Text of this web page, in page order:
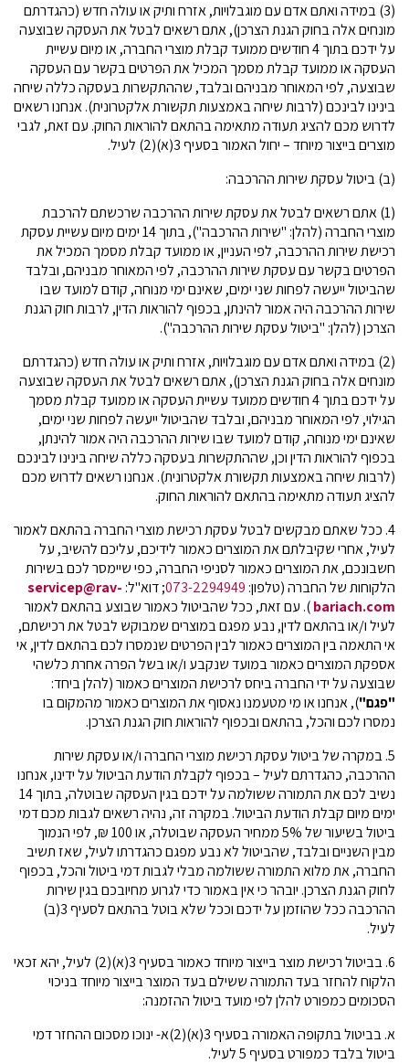
(3) במידה ואתם אדם עם מוגבלויות, אזרח ותיק או עולה חדש (כהגדרתם
מונחים אלה בחוק הגנת הצרכן), אתם רשאים לבטל את העסקה שבוצעה
על ידכם בתוך 4 חודשים ממועד קבלת מוצרי החברה, או מיום עשיית
העסקה או ממועד קבלת מסמך המכיל את הפרטים בקשר עם העסקה
שבוצעה, לפי המאוחר מבניהם ובלבד, שההתקשרות בעסקה כללה שיחה
בינינו לבינכם (לרבות שיחה באמצעות תקשורת אלקטרונית). אנחנו רשאים
לדרוש מכם להציג תעודה מתאימה בהתאם להוראות החוק. עם זאת, לגבי
מוצרים בייצור מיוחד – יחול האמור בסעיף 3(א)(2) לעיל.
(ב) ביטול עסקת שירות ההרכבה:
(1) אתם רשאים לבטל את עסקת שירות ההרכבה שרכשתם להרכבת
מוצרי החברה (להלן: "שירות ההרכבה"), בתוך 14 ימים מיום עשיית עסקת
רכישת שירות ההרכבה, לפי העניין, או ממועד קבלת מסמך המכיל את
הפרטים בקשר עם עסקת שירות ההרכבה, לפי המאוחר מבניהם, ובלבד
שהביטול ייעשה לפחות שני ימים, שאינם ימי מנוחה, קודם למועד שבו
שירות ההרכבה היה אמור להינתן, בכפוף להוראות הדין, לרבות חוק הגנת
הצרכן (להלן: "ביטול עסקת שירות ההרכבה").
(2) במידה ואתם אדם עם מוגבלויות, אזרח ותיק או עולה חדש (כהגדרתם
מונחים אלה בחוק הגנת הצרכן), אתם רשאים לבטל את העסקה שבוצעה
על ידכם בתוך 4 חודשים ממועד עשיית העסקה או ממועד קבלת מסמך
הגילוי, לפי המאוחר מבניהם, ובלבד שהביטול ייעשה לפחות שני ימים,
שאינם ימי מנוחה, קודם למועד שבו שירות ההרכבה היה אמור להינתן,
בכפוף להוראות הדין וכן, שההתקשרות בעסקה כללה שיחה בינינו לבינכם
(לרבות שיחה באמצעות תקשורת אלקטרונית). אנחנו רשאים לדרוש מכם
להציג תעודה מתאימה בהתאם להוראות החוק.
4. ככל שאתם מבקשים לבטל עסקת רכישת מוצרי החברה בהתאם לאמור
לעיל, אחרי שקיבלתם את המוצרים כאמור לידיכם, עליכם להשיב, על
חשבונכם, את המוצרים כאמור לסניפי החברה, כפי שיימסר לכם בשירות
הלקוחות של החברה (טלפון: 073-2294949; דוא"ל: servicep@rav-
bariach.com). עם זאת, ככל שהביטול כאמור שבוצע בהתאם לאמור
לעיל ו/או בהתאם לדין, נבע מפגם במוצרים שמבוקש לבטל את רכישתם,
אי התאמה בין המוצרים כאמור לבין הפרטים שנמסרו לכם בהתאם לדין, אי
אספקת המוצרים כאמור במועד שנקבע ו/או בשל הפרה אחרת כלשהי
שבוצעה על ידי החברה ביחס לרכישת המוצרים כאמור (להלן ביחד:
"פגם"), אנחנו או מי מטעמנו נאסוף את המוצרים כאמור מהמקום בו
נמסרו לכם והכל, בהתאם ובכפוף להוראות חוק הגנת הצרכן.
5. במקרה של ביטול עסקת רכישת מוצרי החברה ו/או עסקת שירות
ההרכבה, כהגדרתם לעיל – בכפוף לקבלת הודעת הביטול על ידינו, אנחנו
נשיב לכם את התמורה ששולמה על ידכם בגין העסקה שבוטלה, בתוך 14
ימים מיום קבלת הודעת הביטול. במקרה זה, נהיה רשאים לגבות מכם דמי
ביטול בשיעור של 5% ממחיר העסקה שבוטלה, או 100 ₪, לפי הנמוך
מבין השניים ובלבד, שהביטול לא נבע מפגם כהגדרתו לעיל, שאז תשיב
החברה, את מלוא התמורה ששולמה מבלי לגבות דמי ביטול והכל, בכפוף
לחוק הגנת הצרכן. יובהר כי אין באמור כדי לגרוע מחיובכם בגין שירות
ההרכבה ככל שהוזמן על ידכם וככל שלא בוטל בהתאם לסעיף 3(ב)
לעיל.
6. בביטול רכישת מוצר בייצור מיוחד כאמור בסעיף 3(א)(2) לעיל, יהא זכאי
הלקוח להחזר בעד התמורה ששילם בעד המוצר בייצור מיוחד בניכוי
הסכומים כמפורט להלן לפי מועד ביטול ההזמנה:
א. בביטול בתקופה האמורה בסעיף 3(א)(2)א- ינוכו מסכום ההחזר דמי
ביטול בלבד כמפורט בסעיף 5 לעיל.